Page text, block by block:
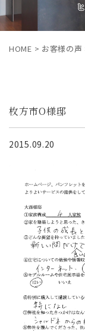
HOME > お客様の声
枚方市O様邸
2015.09.20